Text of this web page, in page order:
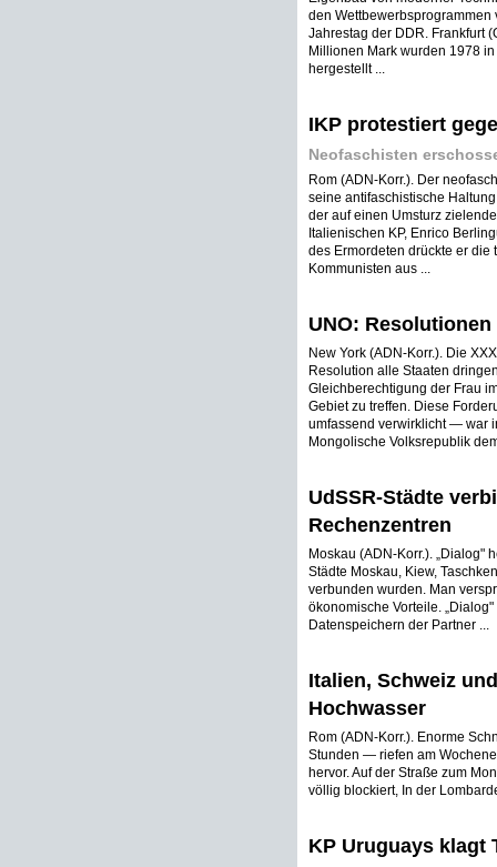
den
Jahrestag der DDR. Frankfurt
Millionen Mark wurden 1978
hergestellt ...
IKP protestiert
Neofaschisten
Rom (ADN-Korr.). Der
seine antifaschistische
der auf einen Umsturz
Italienischen KP, Enrico
des Ermordeten drückte er
Kommunisten aus ...
UNO:
New York (ADN-Korr.). Die
Resolution alle Staaten
Gleichberechtigung der Frau
Gebiet zu treffen. Diese
umfassend verwirklicht — war
Mongolische Volksrepublik
UdSSR-Städte
Rechenzentren
Moskau (ADN-Korr.). „Dialog"
Städte Moskau, Kiew,
verbunden wurden. Man
ökonomische Vorteile.
Datenspeichern der Partner ...
Italien, Schweiz
Hochwasser
Rom (ADN-Korr.). Enorme
Stunden — riefen am
hervor. Auf der Straße zum
völlig blockiert, In der
KP Uruguays klagt